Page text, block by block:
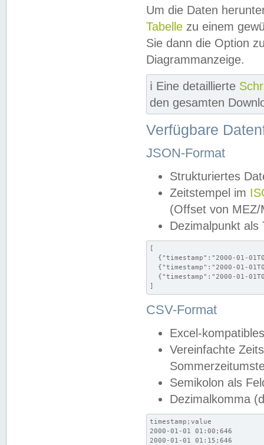
Um die Daten
Tabelle zu einem
Sie dann die Option
Diagrammanzeige.
ℹ️ Eine detaillierte
den gesamten
Verfügbare
JSON-Format
Strukturiertes
Zeitstempel im
(Offset von MEZ/
Dezimalpunkt als
[
{"timestamp":"2000-01-
{"timestamp":"2000-01-
{"timestamp":"2000-01-
]
CSV-Format
Excel-
Vereinfachte
Semikolon als
Dezimalkomma
timestamp;value
2000-01-01 01:00;646
2000-01-01 01:15;646